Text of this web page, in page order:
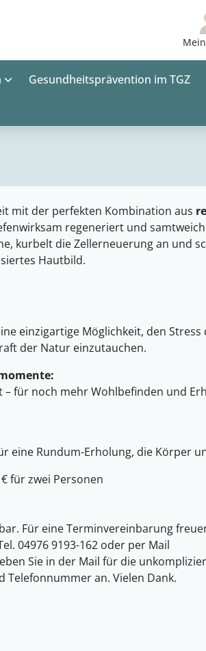
Gesundheitsprävention im TGZ
mit der perfekten Kombination aus
regeneriert und
kurbelt die Zellerneuerung an und
Hautbild.
einzigartige Möglichkeit, den Stress
der Natur einzutauchen.
– für noch mehr Wohlbefinden und
eine Rundum-Erholung, die Körper
für zwei Personen
Für eine Terminvereinbarung
04976 9193-162 oder per Mail
Sie in der Mail für die
an. Vielen Dank.